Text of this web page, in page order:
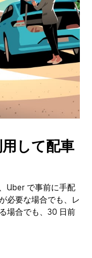
して配車
Uber で事前に手配
必要な場合でも、レ
場合でも、30 日前